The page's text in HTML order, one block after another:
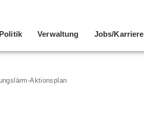
Politik Verwaltung Jobs/Karriere
Aktionsplan